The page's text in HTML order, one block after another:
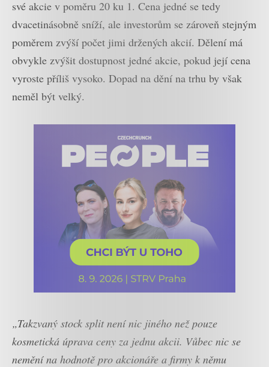
své akcie v poměru 20 ku 1. Cena jedné se tedy
dvacetinásobně sníží, ale investorům se zároveň stejným
poměrem zvýší počet jimi držených akcií. Dělení má
obvykle zvýšit dostupnost jedné akcie, pokud její cena
vyroste příliš vysoko. Dopad na dění na trhu by však
neměl být velký.
„Takzvaný stock split není nic jiného než pouze
kosmetická úprava ceny za jednu akcii. Vůbec nic se
nemění na hodnotě pro akcionáře a firmy k němu